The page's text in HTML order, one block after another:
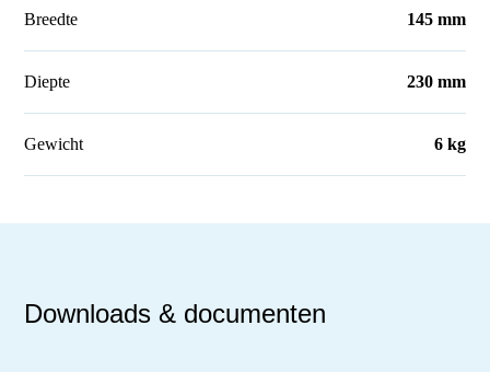
Breedte 145 mm
Diepte 230 mm
Gewicht 6 kg
Downloads & documenten